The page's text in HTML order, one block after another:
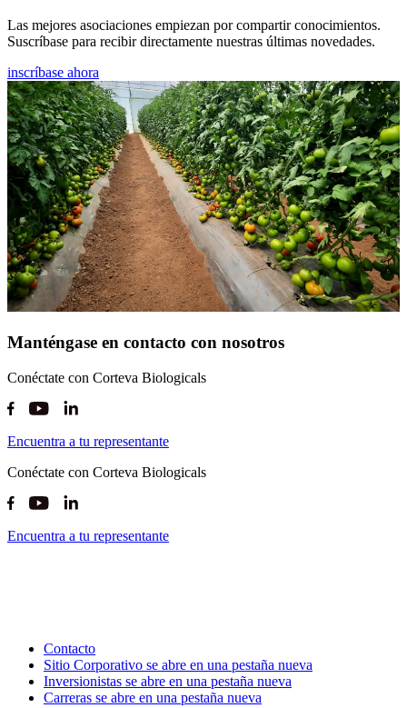
Las mejores asociaciones empiezan por compartir conocimientos.
Suscríbase para recibir directamente nuestras últimas novedades.
inscríbase ahora
Manténgase en contacto con nosotros
Conéctate con Corteva Biologicals
Encuentra a tu representante
Conéctate con Corteva Biologicals
Encuentra a tu representante
Contacto
Sitio Corporativo se abre en una pestaña nueva
Inversionistas se abre en una pestaña nueva
Carreras se abre en una pestaña nueva